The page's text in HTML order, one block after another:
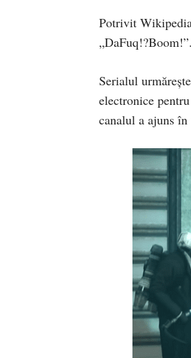
Potrivit
„DaFuq!?Boom!”.
Serialul
electronice
canalul a ajuns